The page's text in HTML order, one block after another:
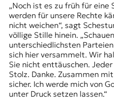
„Noch ist es zu früh für eine
werden für unsere Rechte
nicht weichen“, sagt
völlige Stille hinein.
unterschiedlichsten
sich hier versammelt. Wir
Sie nicht enttäuschen.
Stolz. Danke. Zusammen
sicher. Ich werde mich von
unter Druck setzen lassen.“